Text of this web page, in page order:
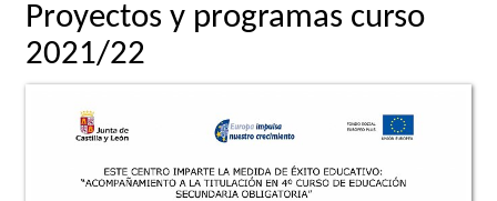
Proyectos y programas curso
2021/22